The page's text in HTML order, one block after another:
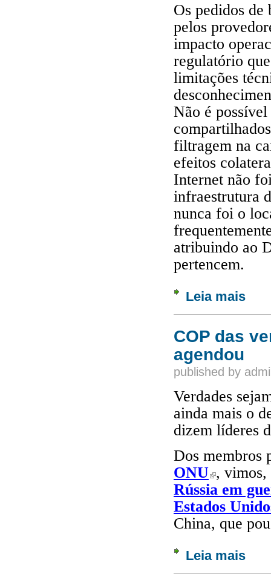
Os pedidos de
pelos
impacto
regulatório
limitações
Não é
filtragem na
efeitos
Internet não
infraestrutura
nunca foi o
atribuindo ao
pertencem.
Leia mais
COP das
agendou
published by
Verdades
ainda mais o
dizem líderes
Dos membros
ONU (link is external)
,
Rússia em
Estados
China, que
Leia mais